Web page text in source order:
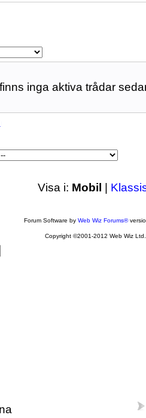
inga aktiva trådar
Visa i: Mobil |
Forum Software byWeb Wiz Forums®
Copyright ©2001-2012 Web Wiz Ltd.